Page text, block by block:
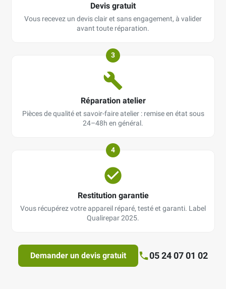
Devis gratuit
Vous recevez un devis clair et sans engagement, à valider
avant toute réparation.
3
Réparation atelier
Pièces de qualité et savoir-faire atelier : remise en état sous
24–48h en général.
4
Restitution garantie
Vous récupérez votre appareil réparé, testé et garanti. Label
Qualirepar 2025.
Demander un devis gratuit 05 24 07 01 02